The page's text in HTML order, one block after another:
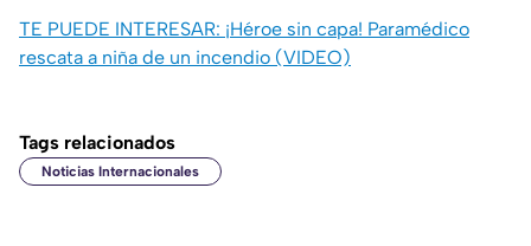
TE PUEDE INTERESAR: ¡Héroe sin capa! Paramédico
rescata a niña de un incendio (VIDEO)
Tags relacionados
Noticias Internacionales